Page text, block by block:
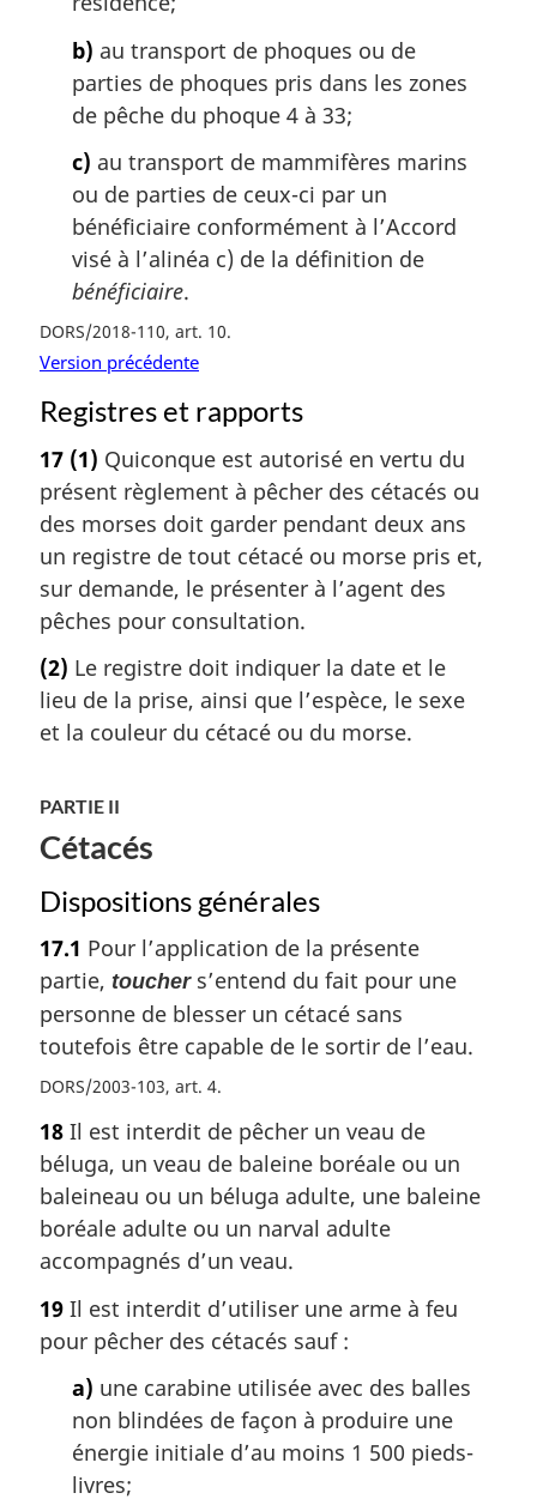
b) au transport de phoques ou de
parties de phoques pris dans les zones
de pêche du phoque 4 à 33;
c) au transport de mammifères marins
ou de parties de ceux-ci par un
bénéficiaire conformément à l’Accord
visé à l’alinéa c) de la définition de
bénéficiaire.
DORS/2018-110, art. 10
Version précédente
Registres et rapports
17 (1) Quiconque est autorisé en vertu du
présent règlement à pêcher des cétacés ou
des morses doit garder pendant deux ans
un registre de tout cétacé ou morse pris et,
sur demande, le présenter à l’agent des
pêches pour consultation.
(2) Le registre doit indiquer la date et le
lieu de la prise, ainsi que l’espèce, le sexe
et la couleur du cétacé ou du morse.
PARTIE II
Cétacés
Dispositions générales
17.1 Pour l’application de la présente
partie, touchers’entend du fait pour une
personne de blesser un cétacé sans
toutefois être capable de le sortir de l’eau.
DORS/2003-103, art. 4
18 Il est interdit de pêcher un veau de
béluga, un veau de baleine boréale ou un
baleineau ou un béluga adulte, une baleine
boréale adulte ou un narval adulte
accompagnés d’un veau.
19 Il est interdit d’utiliser une arme à feu
pour pêcher des cétacés sauf :
a) une carabine utilisée avec des balles
non blindées de façon à produire une
énergie initiale d’au moins 1 500 pieds-
livres;